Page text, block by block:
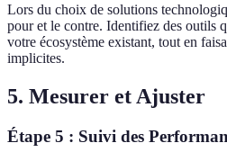
Lors du choix de solutions
pour et le contre. Identifiez des outils
votre écosystème existant, tout en
implicites.
5. Mesurer et Ajuster
Étape 5 : Suivi des